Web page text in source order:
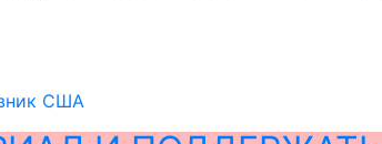
США